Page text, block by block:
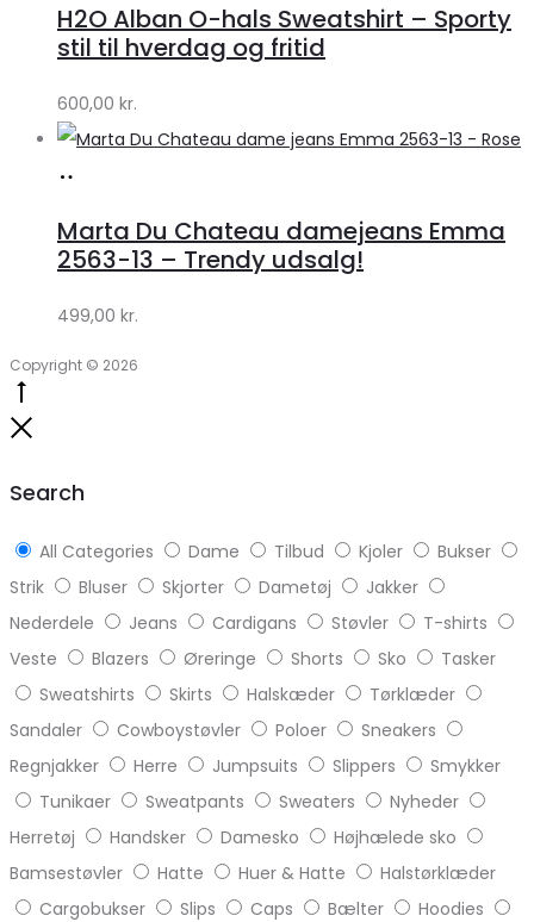
Lykke
Lykke
H2O Alban O-hals Sweatshirt – Sporty
stil til hverdag og fritid
600,00 kr.
Klædeskabet.dk
Marta Du Chateau damejeans Emma
2563-13 – Trendy udsalg!
499,00 kr.
Copyright © 2026
Search
All Categories Dame Tilbud Kjoler
Bukser
Strik
Bluser Skjorter Dametøj
Jakker
Nederdele
Jeans Cardigans Støvler
T-shirts
Veste
Blazers Øreringe Shorts Sko
Tasker
Sweatshirts
Skirts Halskæder
Tørklæder
Sandaler
Cowboystøvler Poloer
Sneakers
Regnjakker
Herre Jumpsuits Slippers
Smykker
Tunikaer
Sweatpants Sweaters
Nyheder
Herretøj
Handsker Damesko
Højhælede sko
Bamsestøvler
Hatte Huer & Hatte
Halstørklæder
Cargobukser
Slips Caps Bælter
Hoodies